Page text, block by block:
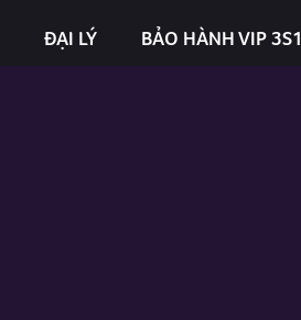
ĐẠI LÝ BẢO HÀNH VIP 3S1